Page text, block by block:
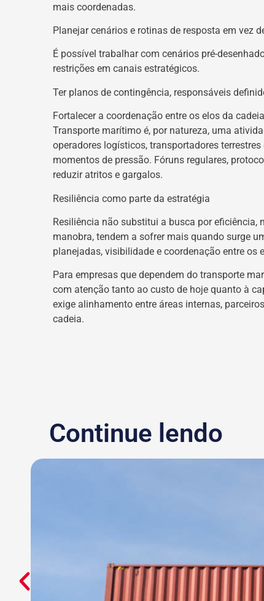
mais coordenadas.
Planejar cenários e rotinas de resposta em vez
É possível trabalhar com cenários pré-
restrições em canais estratégicos.
Ter planos de contingência, responsáveis
Fortalecer a coordenação entre os elos da
Transporte marítimo é, por natureza, uma
operadores logísticos, transportadores
momentos de pressão. Fóruns regulares,
reduzir atritos e gargalos.
Resiliência como parte da estratégia
Resiliência não substitui a busca por eficiência,
manobra, tendem a sofrer mais quando surge
planejadas, visibilidade e coordenação entre
Para empresas que dependem do transporte
com atenção tanto ao custo de hoje quanto à
exige alinhamento entre áreas internas,
cadeia.
Continue lendo